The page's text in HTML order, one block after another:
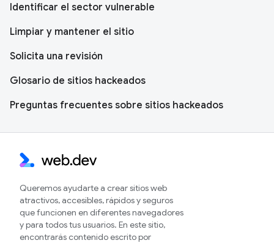
Identificar el sector vulnerable
Limpiar y mantener el sitio
Solicita una revisión
Glosario de sitios hackeados
Preguntas frecuentes sobre sitios hackeados
Queremos ayudarte a crear sitios web
atractivos, accesibles, rápidos y seguros
que funcionen en diferentes navegadores
y para todos tus usuarios. En este sitio,
encontrarás contenido escrito por